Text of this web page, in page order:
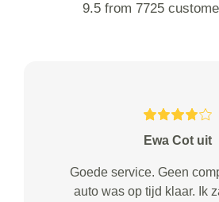
9.5 from 7725
Ewa Cot uit
Goede service. Geen
auto was op tijd klaar. Ik